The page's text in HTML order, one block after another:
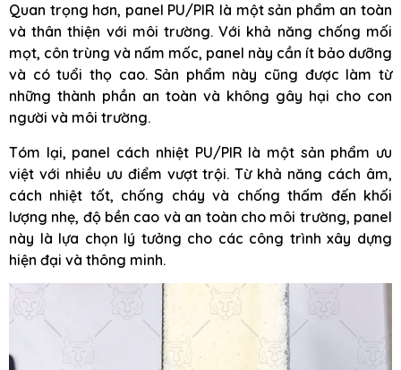
Quan trọng hơn, panel PU/PIR là một sản phẩm an toàn
và thân thiện với môi trường. Với khả năng chống mối
mọt, côn trùng và nấm mốc, panel này cần ít bảo dưỡng
và có tuổi thọ cao. Sản phẩm này cũng được làm từ
những thành phần an toàn và không gây hại cho con
người và môi trường.
Tóm lại, panel cách nhiệt PU/PIR là một sản phẩm ưu
việt với nhiều ưu điểm vượt trội. Từ khả năng cách âm,
cách nhiệt tốt, chống cháy và chống thấm đến khối
lượng nhẹ, độ bền cao và an toàn cho môi trường, panel
này là lựa chọn lý tưởng cho các công trình xây dựng
hiện đại và thông minh.